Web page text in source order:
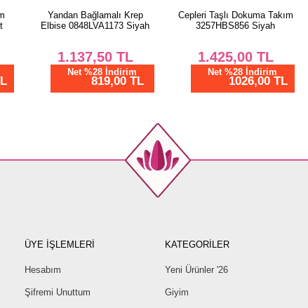
Yandan Bağlamalı Krep
Elbise 0848LVA1173 Siyah
1.137,50TL
Net %28 İndirim
819,00 TL
Cepleri Taşlı Dokuma Takım
3257HBS856 Siyah
1.425,00TL
Net %28 İndirim
1026,00 TL
ÜYE İŞLEMLERİ
Hesabım
Şifremi Unuttum
KATEGORİLER
Yeni Ürünler '26
Giyim